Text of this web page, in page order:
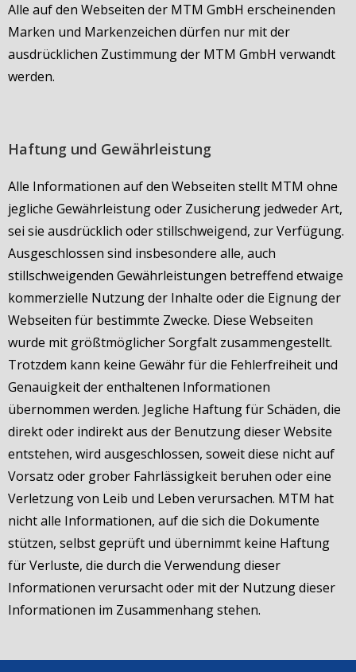
Alle auf den Webseiten der MTM GmbH erscheinenden
Marken und Markenzeichen dürfen nur mit der
ausdrücklichen Zustimmung der MTM GmbH verwandt
werden.
Haftung und Gewährleistung
Alle Informationen auf den Webseiten stellt MTM ohne
jegliche Gewährleistung oder Zusicherung jedweder Art,
sei sie ausdrücklich oder stillschweigend, zur Verfügung.
Ausgeschlossen sind insbesondere alle, auch
stillschweigenden Gewährleistungen betreffend etwaige
kommerzielle Nutzung der Inhalte oder die Eignung der
Webseiten für bestimmte Zwecke. Diese Webseiten
wurde mit größtmöglicher Sorgfalt zusammengestellt.
Trotzdem kann keine Gewähr für die Fehlerfreiheit und
Genauigkeit der enthaltenen Informationen
übernommen werden. Jegliche Haftung für Schäden, die
direkt oder indirekt aus der Benutzung dieser Website
entstehen, wird ausgeschlossen, soweit diese nicht auf
Vorsatz oder grober Fahrlässigkeit beruhen oder eine
Verletzung von Leib und Leben verursachen. MTM hat
nicht alle Informationen, auf die sich die Dokumente
stützen, selbst geprüft und übernimmt keine Haftung
für Verluste, die durch die Verwendung dieser
Informationen verursacht oder mit der Nutzung dieser
Informationen im Zusammenhang stehen.